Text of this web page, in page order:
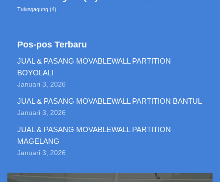
Tulungagung (4)
Pos-pos Terbaru
JUAL & PASANG MOVABLEWALL PARTITION
BOYOLALI
Januari 3, 2026
JUAL & PASANG MOVABLEWALL PARTITION BANTUL
Januari 3, 2026
JUAL & PASANG MOVABLEWALL PARTITION
MAGELANG
Januari 3, 2026